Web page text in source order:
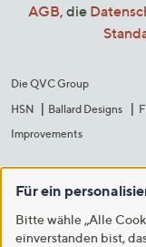
AGB, die
Die QVC Group
HSN
Ballard Designs
Improvements
Für ein
Bitte wähle „Alle
einverstanden bist,